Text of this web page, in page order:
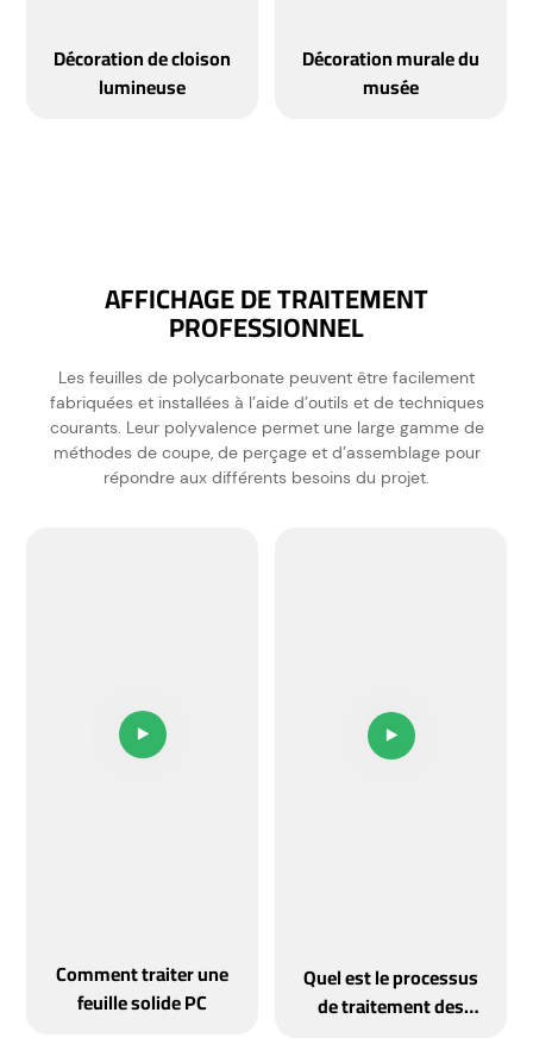
Décoration de cloison
lumineuse
Décoration murale du
musée
AFFICHAGE DE TRAITEMENT
PROFESSIONNEL
Les feuilles de polycarbonate peuvent être facilement
fabriquées et installées à l’aide d’outils et de techniques
courants. Leur polyvalence permet une large gamme de
méthodes de coupe, de perçage et d’assemblage pour
répondre aux différents besoins du projet.
Comment traiter une
feuille solide PC
Quel est le processus
de traitement des